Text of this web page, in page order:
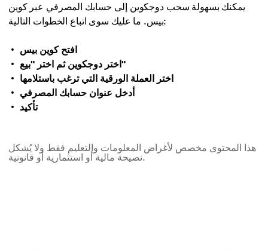
يمكنك بسهولة سحب دوجكوين إلى حسابك المصرفي عبر كوين
بيس. ما عليك سوى اتباع الخطوات التالية:
افتح كوين بيس
اختر دوجكوين ثم اختر "بيع"
اختر العملة الورقية التي ترغب باستلامها
أدخل عنوان حسابك المصرفي
تأكيد
هذا المحتوى مخصص لأغراض المعلومات والتعليم فقط ولا يُشكل
نصيحة مالية أو استثمارية أو قانونية.